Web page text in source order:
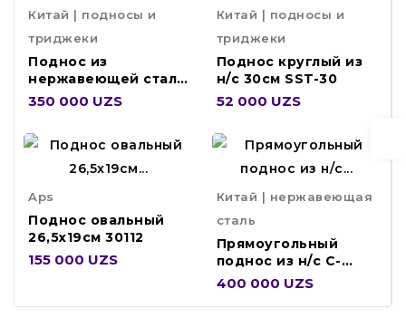
Китай | подносы и
триджеки
Поднос из
нержавеющей стали
40см DS-1016NHRO
350 000 UZS
Китай | подносы и
триджеки
Поднос круглый из
н/с 30см SST-30
52 000 UZS
Aps
Поднос овальный
26,5x19см 30112
155 000 UZS
Китай | нержавеющая
сталь
Прямоугольный
поднос из н/с C-
8559
400 000 UZS